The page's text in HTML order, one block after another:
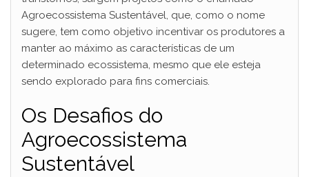
Agroecossistema Sustentável, que, como o nome
sugere, tem como objetivo incentivar os produtores a
manter ao máximo as características de um
determinado ecossistema, mesmo que ele esteja
sendo explorado para fins comerciais.
Os Desafios do
Agroecossistema
Sustentável